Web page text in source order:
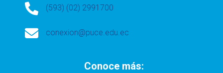
 (593) (02) 2991700
 conexion@puce.edu.ec
Conoce más: